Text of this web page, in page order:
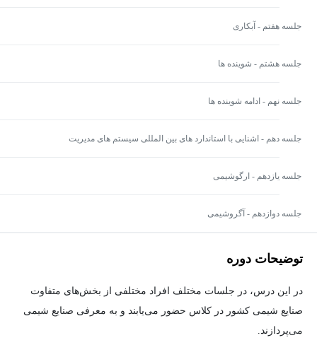
جلسه هفتم - آبکاری
جلسه هشتم - شوینده ها
جلسه نهم - ادامه شوینده ها
جلسه دهم - اشنایی با استاندارد های بین المللی سیستم های مدیریت
جلسه یازدهم - ارگوشیمی
جلسه دوازدهم - آگروشیمی
توضیحات دوره
در این درس، در جلسات مختلف افراد مختلفی از بخش‌های متفاوت
صنایع شیمی کشور در کلاس حضور می‌یابند و به معرفی صنایع شیمی
می‌پردازند.